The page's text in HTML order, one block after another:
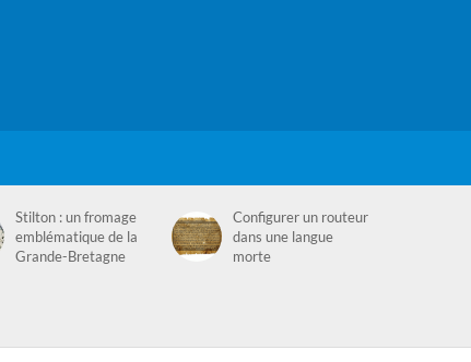
Stilton : un fromage
emblématique de la
Grande-Bretagne
Configurer un routeur
dans une langue
morte